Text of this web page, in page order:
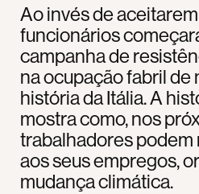
Ao invés de
funcionários
campanha de
na ocupação fabril de
história da Itália. A
mostra como, nos
trabalhadores podem
aos seus empregos,
mudança climática.